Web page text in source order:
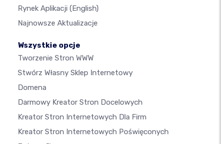
Rynek Aplikacji (English)
Najnowsze Aktualizacje
Wszystkie opcje
Tworzenie Stron WWW
Stwórz Własny Sklep Internetowy
Domena
Darmowy Kreator Stron Docelowych
Kreator Stron Internetowych Dla Firm
Kreator Stron Internetowych Poświęconych